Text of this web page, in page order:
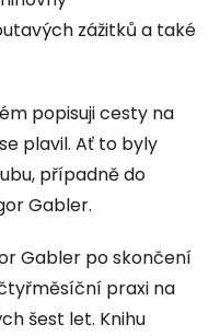
zážitků a také
popisuji cesty na
plavil. Ať to byly
případně do
Gabler.
Gabler po skončení
praxi na
šest let. Knihu